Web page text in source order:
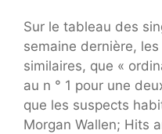
Sur le tableau des
semaine dernière,
similaires, que «
au n ° 1 pour une
que les suspects
Morgan Wallen; Hits